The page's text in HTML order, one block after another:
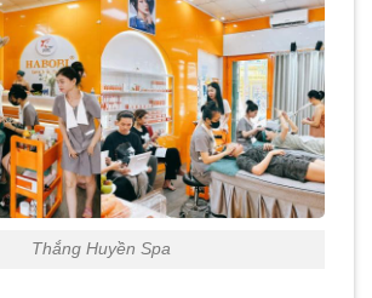
Thắng Huyền Spa